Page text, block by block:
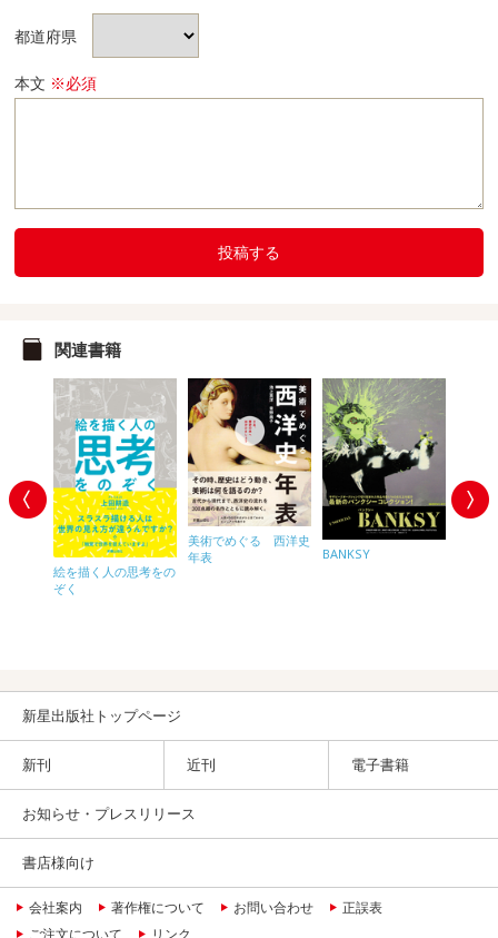
都道府県
本文 ※必須
投稿する
関連書籍
絵を描く人の思考をの
ぞく
美術でめぐる 西洋史
年表
BANKSY
新星出版社トップページ
新刊 近刊 電子書籍
お知らせ・プレスリリース
書店様向け
会社案内 著作権について お問い合わせ
正誤表
ご注文について
リンク